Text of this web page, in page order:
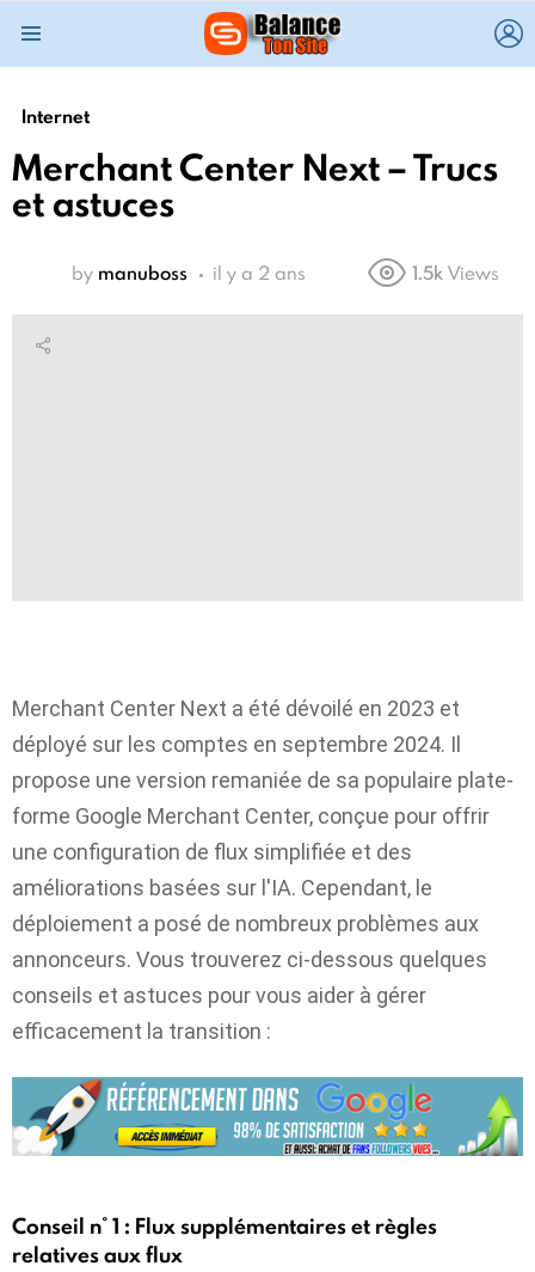
Internet
Merchant Center Next – Trucs
et astuces
by manuboss il y a 2 ans 1.5k Views
Merchant Center Next a été dévoilé en 2023 et
déployé sur les comptes en septembre 2024. Il
propose une version remaniée de sa populaire plate-
forme Google Merchant Center, conçue pour offrir
une configuration de flux simplifiée et des
améliorations basées sur l'IA. Cependant, le
déploiement a posé de nombreux problèmes aux
annonceurs. Vous trouverez ci-dessous quelques
conseils et astuces pour vous aider à gérer
efficacement la transition :
Conseil n° 1 : Flux supplémentaires et règles
relatives aux flux